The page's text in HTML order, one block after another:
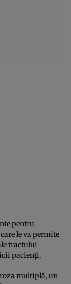
pentru
le va permite
tractului
pacienţi.
multiplă, un